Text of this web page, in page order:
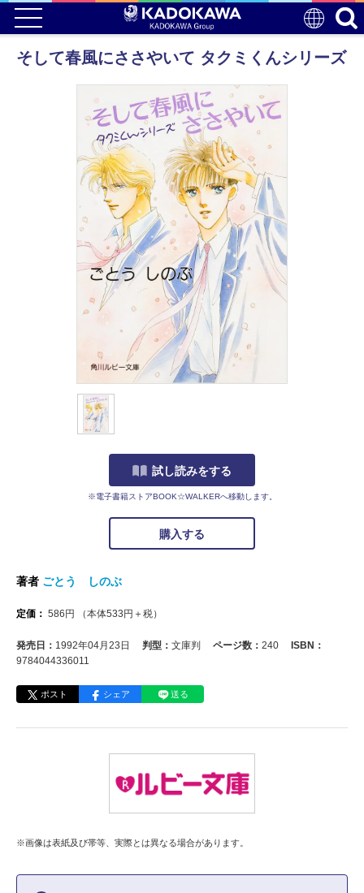
そして春風にささやいて タクミくんシリーズ
試し読みをする
※電子書籍ストアBOOK☆WALKERへ移動します。
購入する
著者 ごとう しのぶ
定価： 586 円 （本体533 円＋税）
発売日： 1992年04月23日 判型： 文庫判 ページ数： 240
ISBN：
9784044336011
ポスト シェア 送る
※画像は表紙及び帯等、実際とは異なる場合があります。